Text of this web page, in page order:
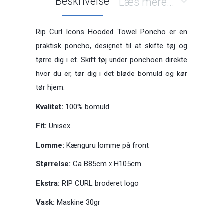
Rip Curl Icons Hooded Towel Poncho er en
praktisk poncho, designet til at skifte tøj og
tørre dig i et. Skift tøj under ponchoen direkte
hvor du er, tør dig i det bløde bomuld og kør
tør hjem.
Kvalitet: 100% bomuld
Fit: Unisex
Lomme: Kænguru lomme på front
Størrelse: Ca B85cm x H105cm
Ekstra: RIP CURL broderet logo
Vask: Maskine 30gr